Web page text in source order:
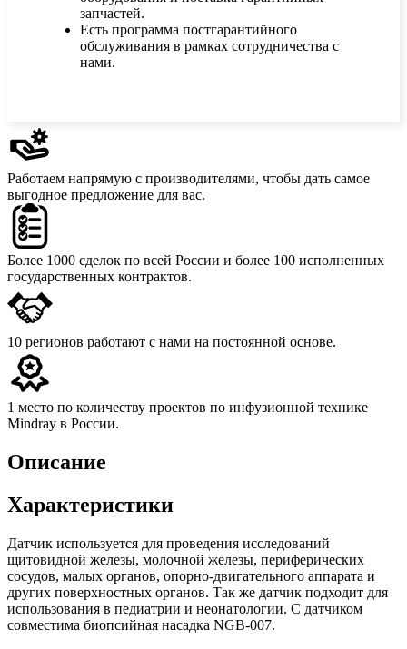
запчастей.
Есть программа постгарантийного
обслуживания в рамках сотрудничества с
нами.
Работаем напрямую с производителями, чтобы дать самое
выгодное предложение для вас.
Более 1000 сделок по всей России и более 100 исполненных
государственных контрактов.
10 регионов работают с нами на постоянной основе.
1 место по количеству проектов по инфузионной технике
Mindray в России.
Описание
Характеристики
Датчик используется для проведения исследований
щитовидной железы, молочной железы, периферических
сосудов, малых органов, опорно-двигательного аппарата и
других поверхностных органов. Так же датчик подходит для
использования в педиатрии и неонатологии. С датчиком
совместима биопсийная насадка NGB-007.